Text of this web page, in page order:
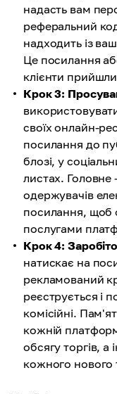
надасть вам
реферальний
надходить із
Це посилання
клієнти
Крок 3:
своїх онлайн-
посилання до
блозі, у
листах. Головне
одержувачів
посилання, щоб
послугами
Крок 4:
натискає на
рекламований
реєструється і
комісійні.
кожній
обсягу торгів, а
кожного нового